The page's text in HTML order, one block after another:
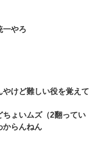
一やろ
けど難しい役を覚えて
ょいムズ（2翻ってい
からんねん